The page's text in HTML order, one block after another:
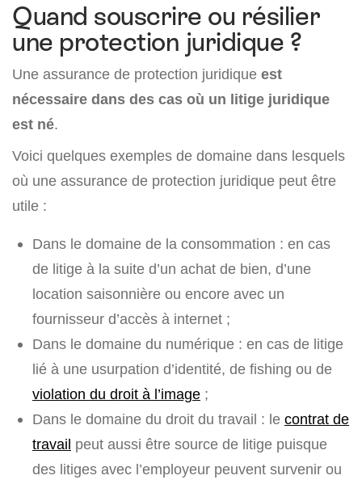
Quand souscrire ou résilier
une protection juridique ?
Une assurance de protection juridique est
nécessaire dans des cas où un litige juridique
est né.
Voici quelques exemples de domaine dans lesquels
où une assurance de protection juridique peut être
utile :
Dans le domaine de la consommation : en cas
de litige à la suite d’un achat de bien, d’une
location saisonnière ou encore avec un
fournisseur d’accès à internet ;
Dans le domaine du numérique : en cas de litige
lié à une usurpation d’identité, de fishing ou de
violation du droit à l’image ;
Dans le domaine du droit du travail : le contrat de
travail peut aussi être source de litige puisque
des litiges avec l’employeur peuvent survenir ou